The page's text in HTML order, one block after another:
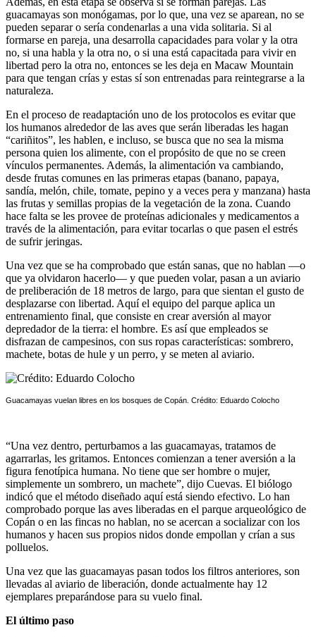
guacamayas son monógamas, por lo que, una vez se aparean, no se
pueden separar o sería condenarlas a una vida solitaria. Si al
formarse en pareja, una desarrolla capacidades para volar y la otra
no, si una habla y la otra no, o si una está capacitada para vivir en
libertad pero la otra no, entonces se les deja en Macaw Mountain
para que tengan crías y estas sí son entrenadas para reintegrarse a la
naturaleza.
En el proceso de readaptación uno de los protocolos es evitar que
los humanos alrededor de las aves que serán liberadas les hagan
“cariñitos”, les hablen, e incluso, se busca que no sea la misma
persona quien los alimente, con el propósito de que no se creen
vínculos permanentes. Además, la alimentación va cambiando,
desde frutas comunes en las primeras etapas (banano, papaya,
sandía, melón, chile, tomate, pepino y a veces pera y manzana) hasta
las frutas y semillas propias de la vegetación de la zona. Cuando
hace falta se les provee de proteínas adicionales y medicamentos a
través de la alimentación, para evitar tocarlas o que pasen el estrés
de sufrir jeringas.
Una vez que se ha comprobado que están sanas, que no hablan —o
que ya olvidaron hacerlo— y que pueden volar, pasan a un aviario
de preliberación de 18 metros de largo, para que sientan el gusto de
desplazarse con libertad. Aquí el equipo del parque aplica un
entrenamiento final, que consiste en crear aversión al mayor
depredador de la tierra: el hombre. Es así que empleados se
disfrazan de campesinos, con sus ropas características: sombrero,
machete, botas de hule y un perro, y se meten al aviario.
Guacamayas vuelan libres en los bosques de Copán. Crédito: Eduardo Colocho
“Una vez dentro, perturbamos a las guacamayas, tratamos de
agarrarlas, les gritamos. Entonces comienzan a tener aversión a la
figura fenotípica humana. No tiene que ser hombre o mujer,
simplemente un sombrero, un machete”, dijo Cuevas. El biólogo
indicó que el método diseñado aquí está siendo efectivo. Lo han
comprobado porque las aves liberadas en el parque arqueológico de
Copán o en las fincas no hablan, no se acercan a socializar con los
humanos y hacen sus propios nidos donde empollan y crían a sus
polluelos.
Una vez que las guacamayas pasan todos los filtros anteriores, son
llevadas al aviario de liberación, donde actualmente hay 12
ejemplares preparándose para su vuelo final.
El último paso